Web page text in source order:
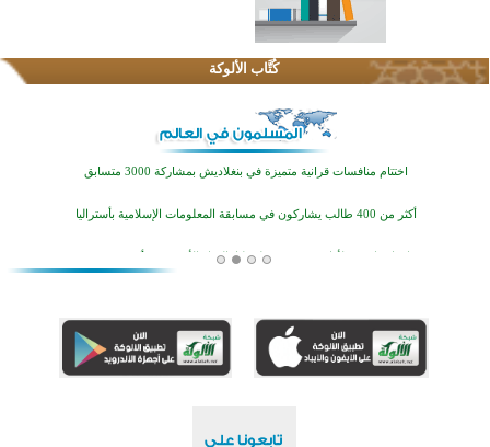
كُتَّاب الألوكة
اختتام الدورة التاسعة لمسابقة حفظ وتلاوة القرآن الكريم في أزناكاييف
تيسليتش تختتم برنامجا تعليميا لتعزيز القيم وبناء الشخصية للشباب المسلمين
أكبر مشروع إسلامي في ريف أستراليا يفتتح أبوابه بعد سنوات من العمل والعطاء
اختتام الدورة التاسعة لمسابقة حفظ وتلاوة القرآن الكريم في أزناكاييف
اختتام منافسات قرآنية متميزة في بنغلاديش بمشاركة 3000 متسابق